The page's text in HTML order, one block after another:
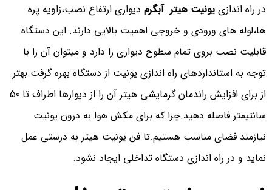
در راه اندازی یونیت هیتر آبگرم دیواری ارتفاع نصب،زاویه پره
ها،لوله های ورودی و خروجی اهمیت بالایی دارند. این دستگاه
قابلیت نصب بروی تمام سطوح دیواری را دارد و میتوان آن را با
توجه به استانداردهای راه اندازی یونیت از دستگاه بهره گرفت.بهتر
از برای افزایش راندمان گرمایشی هیتر آن را از دیوارها اطراف تا 50
سانتیمتر فاصله دهید.چرا که برای مکش هوا به درون یونیت
نیازمند فضای مناسب هستیم.تا فن یونیت هیتر به درستی عمل
نماید و در راه اندازی دستگاه تداخلی ایجاد نشود.